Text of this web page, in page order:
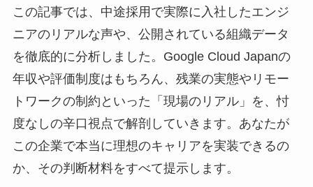
この記事では、中途採用で実際に入社したエンジ
ニアのリアルな声や、公開されている組織データ
を徹底的に分析しました。Google Cloud Japanの
年収や評価制度はもちろん、残業の実態やリモー
トワークの制約といった「現場のリアル」を、忖
度なしの辛口視点で解剖していきます。あなたが
この企業で本当に理想のキャリアを実装できるの
か、その判断材料をすべて提示します。